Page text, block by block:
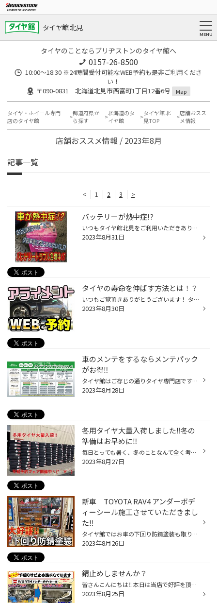
タイヤ館 北見
タイヤのことならブリヂストンのタイヤ館へ
0157-26-8500
10:00～18:30 ※24時間受付可能なWEB予約も是非ご利用くださ
い！
〒090-0831 北海道北見市西富町1丁目12番6号
Map
タイヤ・ホイール専門
店のタイヤ館
都道府県か
ら探す
北海道のタ
イヤ館
タイヤ館 北
見TOP
店舗おスス
メ情報
店舗おススメ情報 / 2023年8月
記事一覧
< 1 2 3 >
バッテリーが熱中症!?
いつもタイヤ館北見をご利用いただきありがとうございます!! お車でのお出かけも多いかと思いますが、車の状態は大丈夫ですか⁉︎ 猛暑が続いているせいか、ここ数日バッテリーの問い合わせが多くなっております(◞‸◟) 暑さに弱く、更にエアコンなどで電気の使用量が増える事で夏はバッテリーが傷む時...
2023年8月31日
タイヤの寿命を伸ばす方法とは！？
いつもご覧頂きありがとうございます！ タイヤ館北見です ( ＾∀＾) 当店では タイヤを長く・安心・快適にご利用いただく為に アライメント作業をオススメしています！ ・タイヤが偏って摩耗している ・ハンドルのセンターがズレている などの症状がありましたら アライメントがズレている可能性が…(...
2023年8月30日
車のメンテをするならメンテパック
がお得‼︎
タイヤ館はご存じの通りタイヤ専門店ですが、エンジンオイル・バッテリー・ オートマフルード・ワイパー・エアコンフィルターなどの商品も取扱いをしています！！ そこでタイヤ館では、「メンテナンスパック」というお得で便利なパックコースを ご用意しています。 簡単に言うとオイルやタイヤの履...
2023年8月28日
冬用タイヤ大量入荷しました‼︎冬の
準備はお早めに‼︎
毎日とっても暑く、冬のことなんて全く考えられませんが、 当店ではスタッドレスタイヤが日々大量入荷してます。 記録的猛暑の中、タイヤの搬入にヘトヘトです… そしてスタッドレスタイヤ早期予約フェア第一弾が開催されております‼︎ まだまだ暑い日が続いていますが、あと1〜2ヶ月もしたら 冬タイ...
2023年8月27日
新車 TOYOTA RAV4 アンダーボデ
ィーシール施工させていただきまし
た‼︎
タイヤ館ではお車の下回り防錆塗装も取り扱っております！ 今回はTOYOTA RAV4に車検整備後に防錆塗装を施工しましたので、 ご紹介させて頂きます‼︎ 先ずは、下回りを洗浄後にマスキングをします。 今回は新車で購入してからすぐなのでとても綺麗です‼︎ 施工後は黒々しくなりしまって見えます！ 当店...
2023年8月26日
錆止めしませんか？
皆さんこんにちは‼︎ 本日は当店で好評を頂いている下回りの錆止めコーティングをご紹介致します。 皆様のお車は錆対策はしていますでしょうか？？ 『冬じゃないんだからサビないでしょ！！』 なんて思ってませんか！？ 実は冬の間にまかれていた融雪剤（塩化カルシウム）が 今道路にしみこんでいる...
2023年8月25日